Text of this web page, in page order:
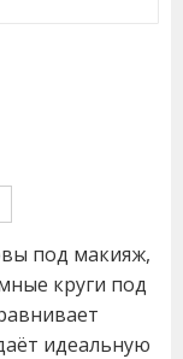
под макияж,
круги под
идеальную